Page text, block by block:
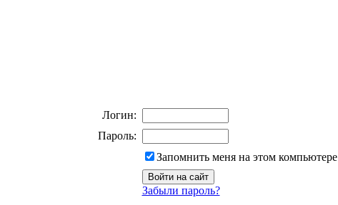
Логин:
Пароль:
Запомнить меня на этом компьютере
Забыли пароль?